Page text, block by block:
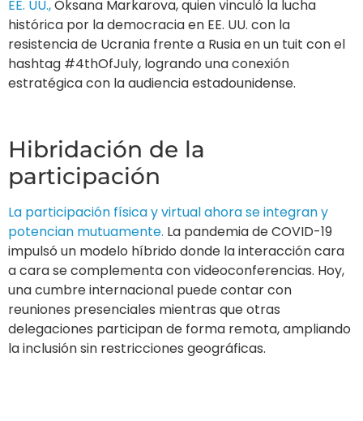
EE. UU.,Oksana Markarova, quien vinculó la lucha
histórica por la democracia en EE. UU. con la
resistencia de Ucrania frente a Rusia en un tuit con el
hashtag #4thOfJuly, logrando una conexión
estratégica con la audiencia estadounidense.
Hibridación de la
participación
La participación física y virtual ahora se integran y
potencian mutuamente. La pandemia de COVID-19
impulsó un modelo híbrido donde la interacción cara
a cara se complementa con videoconferencias. Hoy,
una cumbre internacional puede contar con
reuniones presenciales mientras que otras
delegaciones participan de forma remota, ampliando
la inclusión sin restricciones geográficas.